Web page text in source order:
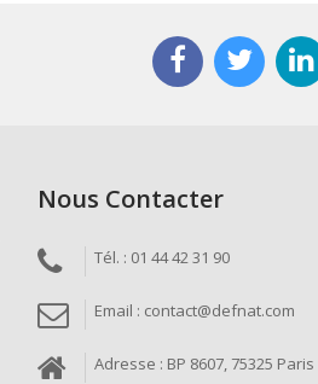
Nous Contacter
Tél. : 01 44 42 31 90
Email : contact@defnat.com
Adresse : BP 8607, 75325